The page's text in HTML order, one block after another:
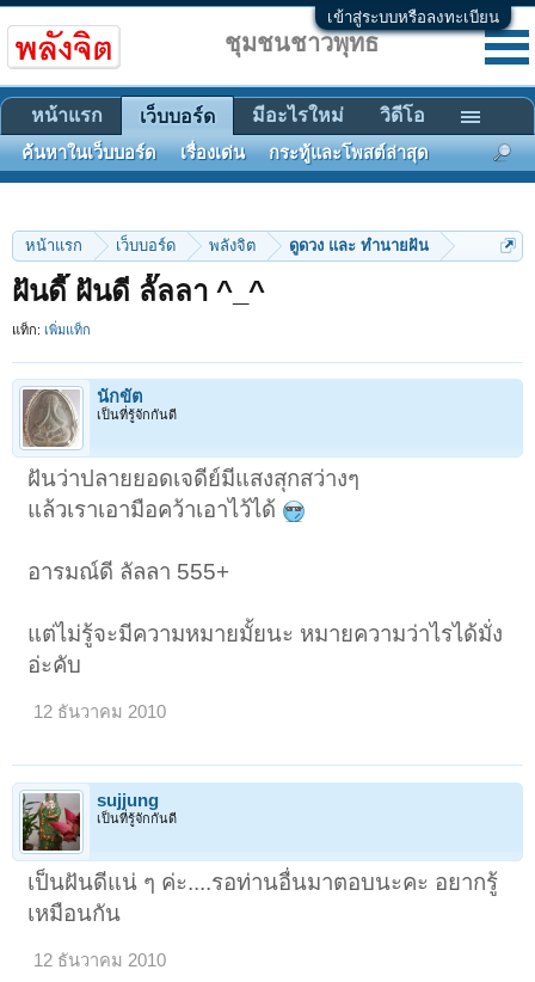
เข้าสู่ระบบหรือลงทะเบียน
หน้าแรก เว็บบอร์ด พลังจิต ดูดวง และ ทำนายฝัน
ฝันดี๊ ฝันดี ลั๊ลลา ^_^
แท็ก: เพิ่มแท็ก
นักขัต
เป็นที่รู้จักกันดี
ฝันว่าปลายยอดเจดีย์มีแสงสุกสว่างๆ
แล้วเราเอามือคว้าเอาไว้ได้
อารมณ์ดี ลัลลา 555+
แต่ไม่รู้จะมีความหมายมั้ยนะ หมายความว่าไรได้มั่ง
อ่ะคับ
12 ธันวาคม 2010
sujjung
เป็นที่รู้จักกันดี
เป็นฝันดีแน่ ๆ ค่ะ....รอท่านอื่นมาตอบนะคะ อยากรู้
เหมือนกัน
12 ธันวาคม 2010
ชุมชนชาวพุทธ
หน้าแรก เว็บบอร์ด
ค้นหาในเว็บบอร์ด เรื่องเด่น กระทู้และโพสต์ล่าสุด
มีอะไรใหม่ วิดีโอ